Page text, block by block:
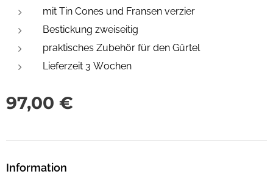
mit Tin Cones und Fransen verzier
Bestickung zweiseitig
praktisches Zubehör für den Gűrtel
Lieferzeit 3 Wochen
97,00 €
Information